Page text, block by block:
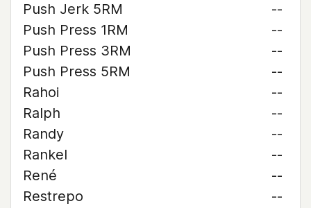
Push Jerk 5RM
--
Push Press 1RM
--
Push Press 3RM
--
Push Press 5RM
--
Rahoi
--
Ralph
--
Randy
--
Rankel
--
René
--
Restrepo
--